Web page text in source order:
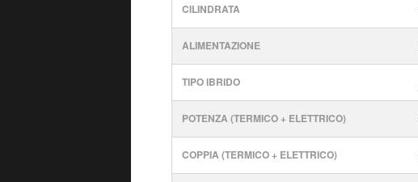
CILINDRATA
ALIMENTAZIONE
TIPO IBRIDO
POTENZA (TERMICO + ELETTRICO)
COPPIA (TERMICO + ELETTRICO)